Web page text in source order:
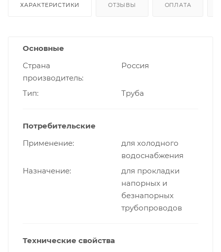
ХАРАКТЕРИСТИКИ ОТЗЫВЫ ОПЛАТА
Основные
Страна
производитель
Россия
Тип Труба
Потребительские
Применение
для холодного
водоснабжения
Назначение
для прокладки
напорных и
безнапорных
трубопроводов
Технические свойства